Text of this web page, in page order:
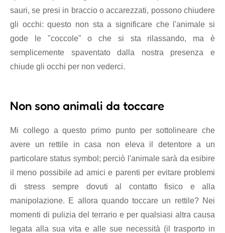
sauri, se presi in braccio o accarezzati, possono chiudere
gli occhi: questo non sta a significare che l'animale si
gode le "coccole" o che si sta rilassando, ma è
semplicemente spaventato dalla nostra presenza e
chiude gli occhi per non vederci.
Non sono animali da toccare
Mi collego a questo primo punto per sottolineare che
avere un rettile in casa non eleva il detentore a un
particolare status symbol; perciò l'animale sarà da esibire
il meno possibile ad amici e parenti per evitare problemi
di stress sempre dovuti al contatto fisico e alla
manipolazione. E allora quando toccare un rettile? Nei
momenti di pulizia del terrario e per qualsiasi altra causa
legata alla sua vita e alle sue necessità (il trasporto in